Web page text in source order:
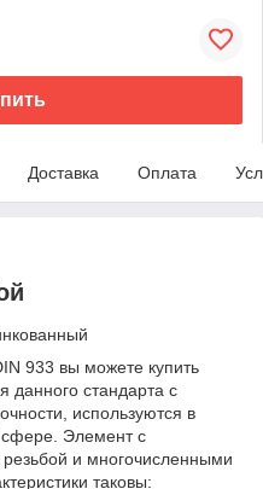
Доставка Оплата
933 вы можете купить
стандарта с
используются в
Элемент с
и многочисленными
таковы: